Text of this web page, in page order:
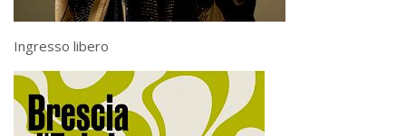
Ingresso libero